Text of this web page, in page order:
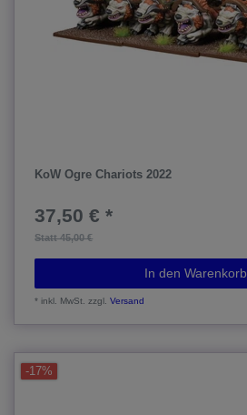
KoW Ogre Chariots 2022
Statt 45,00 €
37,50 € *
In den Warenkorb
*inkl. MwSt. zzgl.Versand
-17%